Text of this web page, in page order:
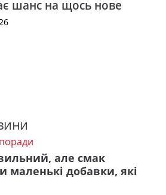
шанс на щось нове
але смак
маленькі добавки, які